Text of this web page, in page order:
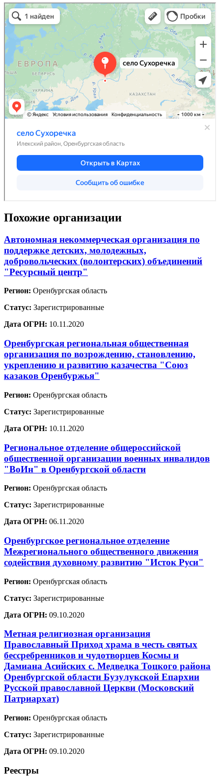
Похожие организации
Автономная некоммерческая организация по
поддержке детских, молодежных,
добровольческих (волонтерских) объединений
"Ресурсный центр"
Регион: Оренбургская область
Статус: Зарегистрированные
Дата ОГРН: 10.11.2020
Оренбургская региональная общественная
организация по возрождению, становлению,
укреплению и развитию казачества "Союз
казаков Оренбуржья"
Регион: Оренбургская область
Статус: Зарегистрированные
Дата ОГРН: 10.11.2020
Региональное отделение общероссийской
общественной организации военных инвалидов
"ВоИн" в Оренбургской области
Регион: Оренбургская область
Статус: Зарегистрированные
Дата ОГРН: 06.11.2020
Оренбургское региональное отделение
Межрегионального общественного движения
содействия духовному развитию "Исток Руси"
Регион: Оренбургская область
Статус: Зарегистрированные
Дата ОГРН: 09.10.2020
Метная религиозная организация
Православный Приход храма в честь святых
бессребренников и чудотворцев Космы и
Дамиана Асийских с. Медведка Тоцкого района
Оренбургской области Бузулукской Епархии
Русской православной Церкви (Московский
Патриархат)
Регион: Оренбургская область
Статус: Зарегистрированные
Дата ОГРН: 09.10.2020
Реестры